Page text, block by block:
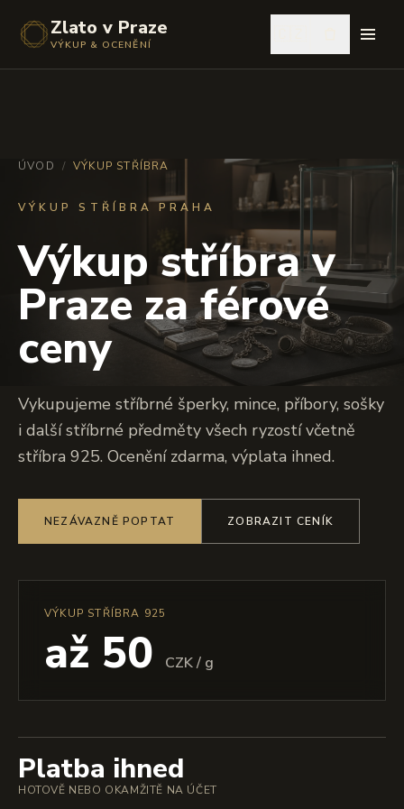
Zlato v Praze
VÝKUP & OCENĚNÍ
ÚVOD / VÝKUP STŘÍBRA
VÝKUP STŘÍBRA PRAHA
Výkup stříbra v
Praze za férové
ceny
Vykupujeme stříbrné šperky, mince, příbory, sošky
i další stříbrné předměty všech ryzostí včetně
stříbra 925. Ocenění zdarma, výplata ihned.
NEZÁVAZNĚ POPTAT ZOBRAZIT CENÍK
VÝKUP STŘÍBRA 925
až 50 CZK / g
Platba ihned
HOTOVĚ NEBO OKAMŽITĚ NA ÚČET